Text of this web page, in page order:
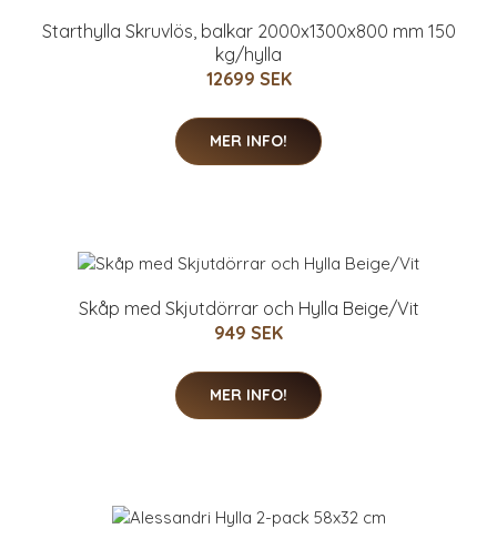
Starthylla Skruvlös, balkar 2000x1300x800 mm 150
kg/hylla
12699 SEK
MER INFO!
Skåp med Skjutdörrar och Hylla Beige/Vit
949 SEK
MER INFO!